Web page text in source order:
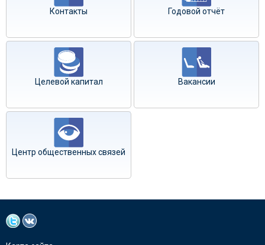
Контакты Годовой отчёт
Целевой капитал Вакансии
Центр общественных связей